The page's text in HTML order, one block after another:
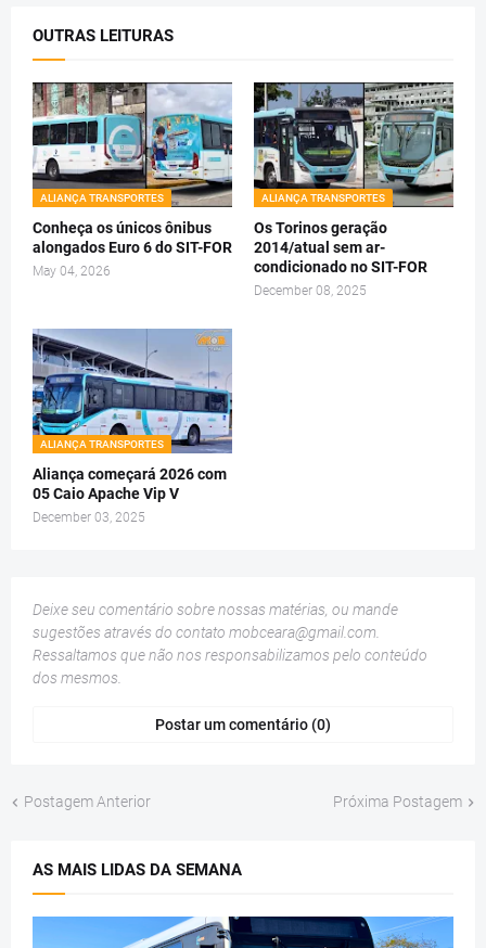
OUTRAS LEITURAS
ALIANÇA TRANSPORTES
Conheça os únicos ônibus
alongados Euro 6 do SIT-FOR
May 04, 2026
ALIANÇA TRANSPORTES
Os Torinos geração
2014/atual sem ar-
condicionado no SIT-FOR
December 08, 2025
ALIANÇA TRANSPORTES
Aliança começará 2026 com
05 Caio Apache Vip V
December 03, 2025
Deixe seu comentário sobre nossas matérias, ou mande
sugestões através do contato mobceara@gmail.com.
Ressaltamos que não nos responsabilizamos pelo conteúdo
dos mesmos.
Postar um comentário (0)
Postagem Anterior Próxima Postagem
AS MAIS LIDAS DA SEMANA